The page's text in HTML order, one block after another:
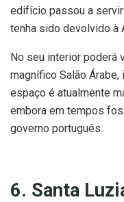
edifício passou a
tenha sido devolvido à
No seu interior poderá
magnífico Salão
espaço é atualmente
embora em tempos
governo português.
6. Santa